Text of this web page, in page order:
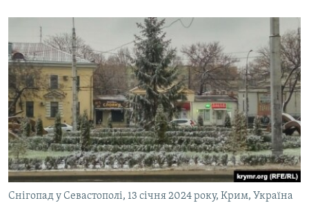
Снігопад у Севастополі, 13 січня 2024 року, Крим, Україна